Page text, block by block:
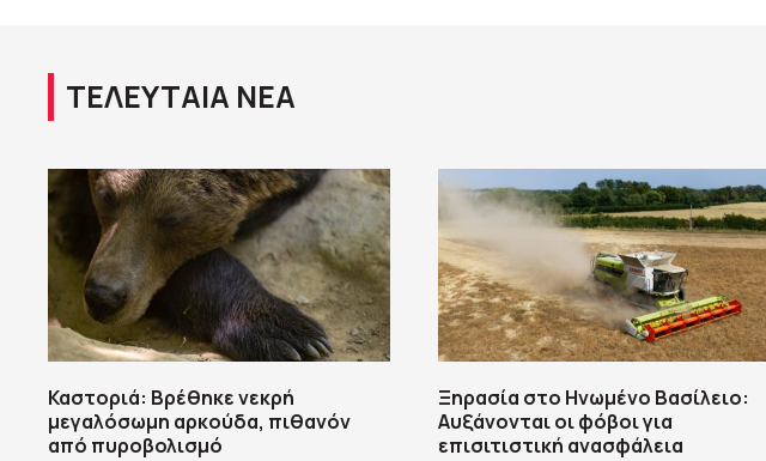
ΤΕΛΕΥΤΑΙΑ ΝΕΑ
Καστοριά: Βρέθηκε νεκρή
μεγαλόσωμη αρκούδα, πιθανόν
από πυροβολισμό
Ξηρασία στο Ηνωμένο Βασίλειο:
Αυξάνονται οι φόβοι για
επισιτιστική ανασφάλεια